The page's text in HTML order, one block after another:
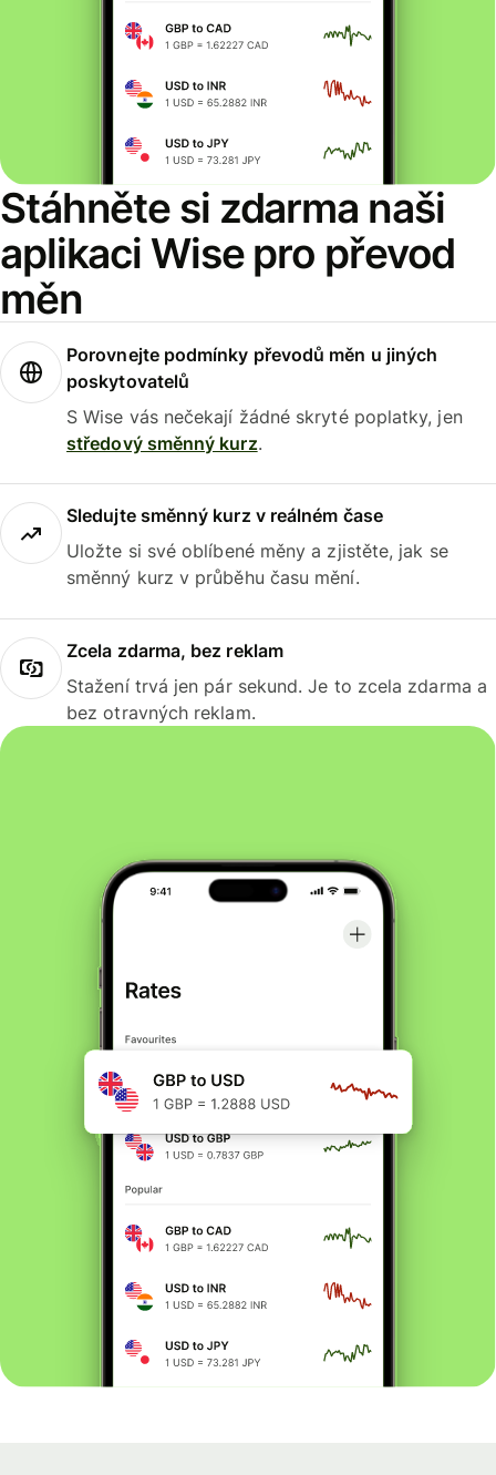
Stáhněte si zdarma naši
aplikaci Wise pro převod
měn
Porovnejte podmínky převodů měn u jiných
poskytovatelů
S Wise vás nečekají žádné skryté poplatky, jen
středový směnný kurz.
Sledujte směnný kurz v reálném čase
Uložte si své oblíbené měny a zjistěte, jak se
směnný kurz v průběhu času mění.
Zcela zdarma, bez reklam
Stažení trvá jen pár sekund. Je to zcela zdarma a
bez otravných reklam.